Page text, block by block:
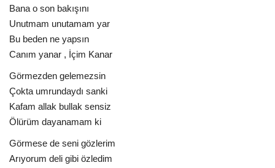
Bana o son bakışını
Unutmam unutamam yar
Bu beden ne yapsın
Canım yanar , İçim Kanar
Görmezden gelemezsin
Çokta umrundaydı sanki
Kafam allak bullak sensiz
Ölürüm dayanamam ki
Görmese de seni gözlerim
Arıyorum deli gibi özledim